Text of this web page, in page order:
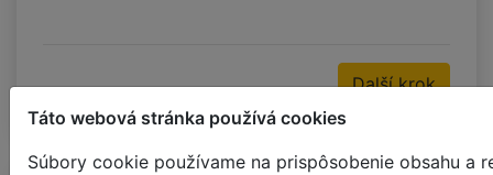
Táto webová stránka používá cookies
Súbory cookie používame na prispôsobenie obsahu a
Další krok